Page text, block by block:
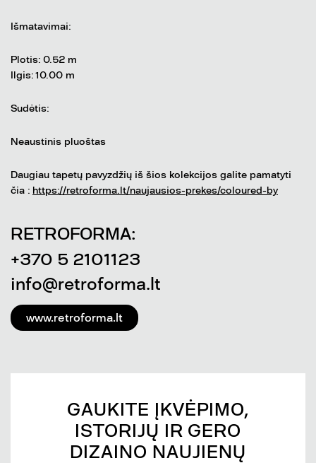
Išmatavimai:
Plotis: 0.52 m
Ilgis: 10.00 m
Sudėtis:
Neaustinis pluoštas
Daugiau tapetų pavyzdžių iš šios kolekcijos galite pamatyti
čia : https://retroforma.lt/naujausios-prekes/coloured-by
RETROFORMA:
+370 5 2101123
info@retroforma.lt
www.retroforma.lt
GAUKITE ĮKVĖPIMO,
ISTORIJŲ IR GERO
DIZAINO NAUJIENŲ